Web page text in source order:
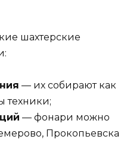
шахтерские
— их собирают как
техники;
— фонари можно
Прокопьевска